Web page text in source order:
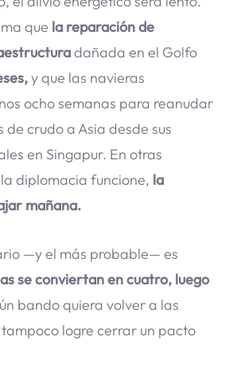
que la reparación de
dañada en el Golfo
y que las navieras
ocho semanas para reanudar
crudo a Asia desde sus
en Singapur. En otras
diplomacia funcione, la
mañana.
—y el más probable— es
se conviertan en cuatro, luego
bando quiera volver a las
logre cerrar un pacto